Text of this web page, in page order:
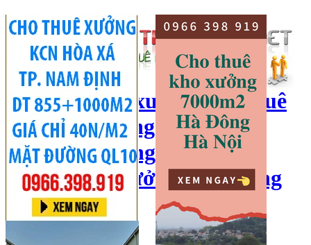
cho thuê kho xưởng, cho thuê
kho, kho xưởng hà nội, cho
thuê nhà xưởng, cho thuê
xưởng, kho xưởng hải dương
Hotline:0966 398 919